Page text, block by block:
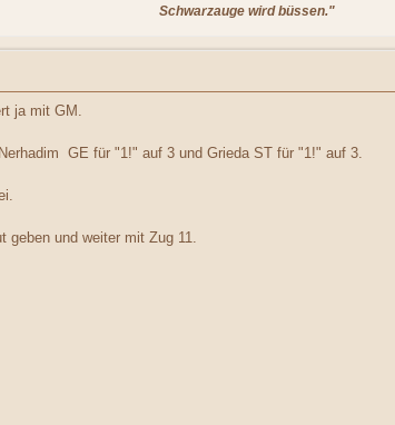
Schwarzauge wird büssen."
ja mit GM.
GE für "1!" auf 3 und Grieda ST für "1!" auf 3.
und weiter mit Zug 11.